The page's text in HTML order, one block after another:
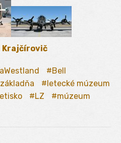
Bell
letecké múzeum
LZ
múzeum